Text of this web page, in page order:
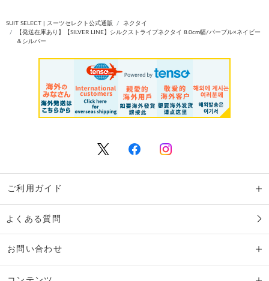
SUIT SELECT | スーツセレクト公式通販
ネクタイ
【発送在庫あり】【SILVER LINE】シルクストライプネクタイ 8.0cm幅/パープル×ネイビー
＆シルバー
ご利用ガイド
よくある質問
お問い合わせ